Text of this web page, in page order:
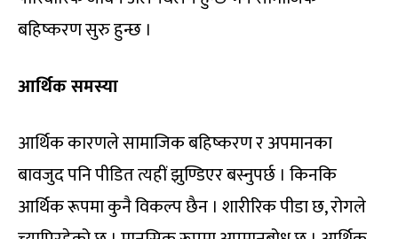
बहिष्करण सुरु हुन्छ ।
आर्थिक समस्या
आर्थिक कारणले सामाजिक बहिष्करण र अपमानका
बावजुद पनि पीडित त्यहीं झुण्डिएर बस्नुपर्छ । किनकि
आर्थिक रूपमा कुनै विकल्प छैन । शारीरिक पीडा छ, रोगले